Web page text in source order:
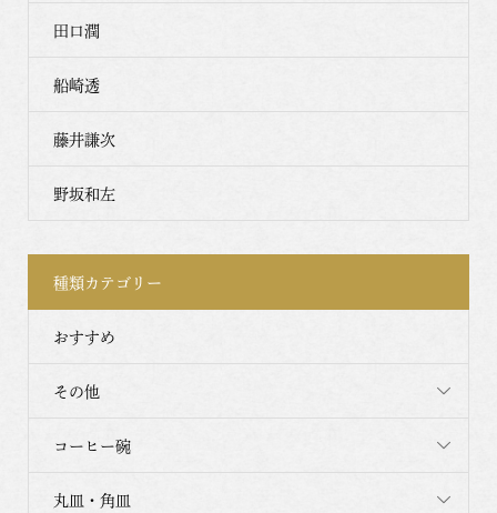
田口潤
船崎透
藤井謙次
野坂和左
種類カテゴリー
おすすめ
その他
コーヒー碗
丸皿・角皿